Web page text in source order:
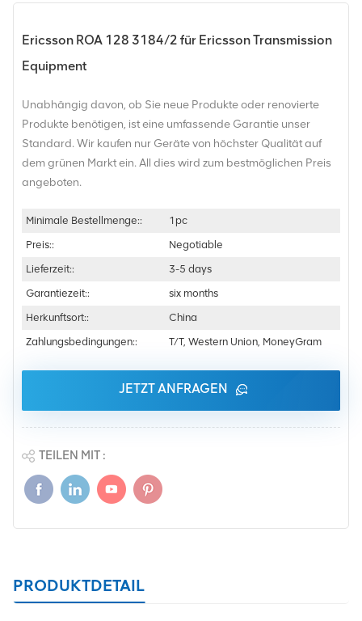
Ericsson ROA 128 3184/2 für Ericsson Transmission
Equipment
Unabhängig davon, ob Sie neue Produkte oder renovierte
Produkte benötigen, ist eine umfassende Garantie unser
Standard. Wir kaufen nur Geräte von höchster Qualität auf
dem grünen Markt ein. All dies wird zum bestmöglichen Preis
angeboten.
Minimale Bestellmenge::
1pc
Preis::
Negotiable
Lieferzeit::
3-5 days
Garantiezeit::
six months
Herkunftsort::
China
Zahlungsbedingungen::
T/T, Western Union, MoneyGram
JETZT ANFRAGEN
TEILEN MIT :
PRODUKTDETAIL